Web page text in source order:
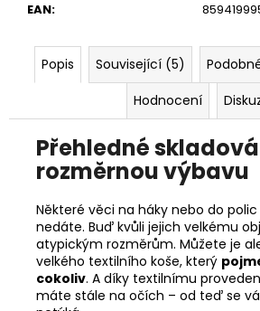
EAN:
Popis Související (5)
Hodnocení
Přehledné
rozměrnou výbavu
Některé věci na háky nebo do polic
nedáte. Buď kvůli jejich velkému
atypickým rozměrům. Můžete je
velkého textilního koše, který
cokoliv. A díky textilnímu
máte stále na očích – od teď se